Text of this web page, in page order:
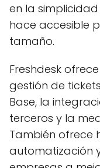
en la
hace accesible
tamaño.
Freshdesk
gestión de
Base, la
terceros y la
También ofrece
automatización